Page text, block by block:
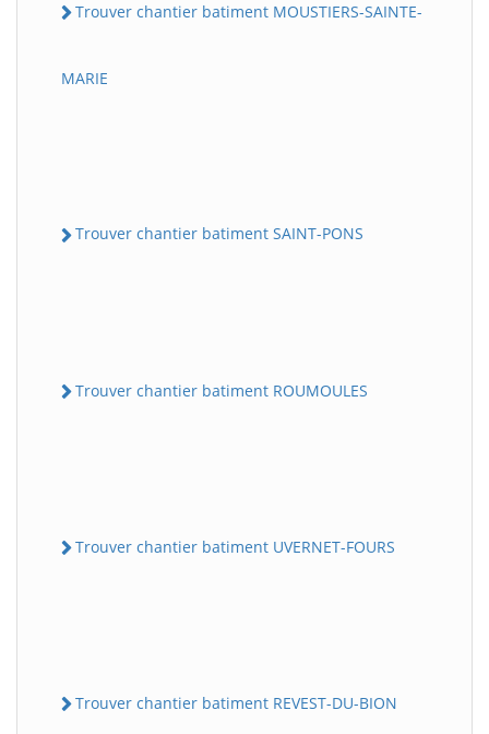
Trouver chantier batiment MOUSTIERS-SAINTE-
MARIE
Trouver chantier batiment SAINT-PONS
Trouver chantier batiment ROUMOULES
Trouver chantier batiment UVERNET-FOURS
Trouver chantier batiment REVEST-DU-BION